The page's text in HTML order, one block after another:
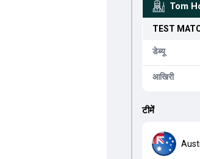
Tom
TEST
डेब्यू
आखिरी
टीमें